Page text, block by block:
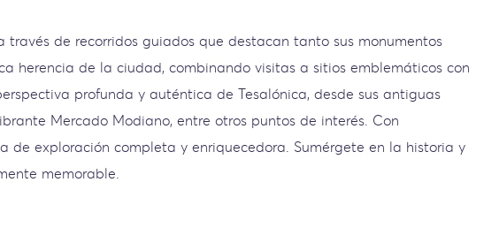
de recorridos guiados que destacan tanto sus monumentos
herencia de la ciudad, combinando visitas a sitios emblemáticos con
profunda y auténtica de Tesalónica, desde sus antiguas
Mercado Modiano, entre otros puntos de interés. Con
de exploración completa y enriquecedora. Sumérgete en la historia y
memorable.